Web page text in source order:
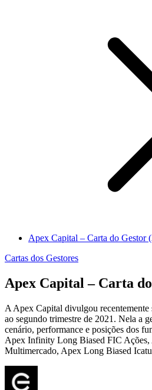
Apex Capital – Carta do Gestor
Cartas dos Gestores
Apex Capital – Carta
A Apex Capital divulgou recentemente
ao segundo trimestre de 2021. Nela a
cenário, performance e posições dos
Apex Infinity Long Biased FIC
Multimercado, Apex Long Biased